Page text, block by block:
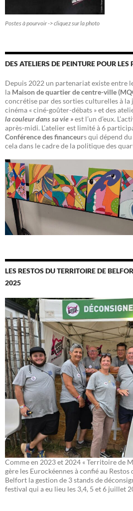
Postes à pourvoir -> cliquez sur la photo
DES ATELIERS DE PEINTURE POUR
Depuis 2022 un partenariat existe entre
la Maison de quartier de centre-ville
concrétise par des sorties culturelles à la
cinéma « ciné-goûter-débats » et des
la couleur dans sa vie »est l’un d’eux.
après-midi. L’atelier est limité à 6
Conférence des financeurs qui dépend
cela dans le cadre de la politique des
LES RESTOS DU TERRITOIRE DE
2025
Comme en 2023 et 2024 « Territoire de
gère les Eurockéennes à confié au
Belfort la gestion de 3 stands de
festival qui a eu lieu les 3,4, 5 et 6 juillet